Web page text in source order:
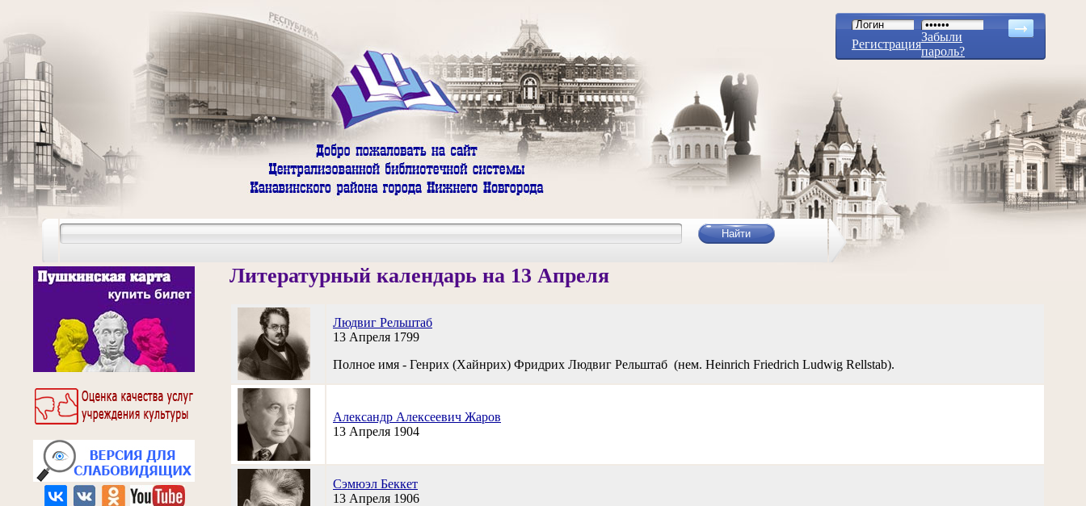
Регистрация
Забыли
пароль?
Литературный календарь на 13 Апреля
Людвиг Рельштаб
13 Апреля 1799
Полное имя - Генрих (Хайнрих) Фридрих Людвиг Рельштаб (нем. Heinrich Friedrich Ludwig Rellstab).
Александр Алексеевич Жаров
13 Апреля 1904
Сэмюэл Беккет
13 Апреля 1906